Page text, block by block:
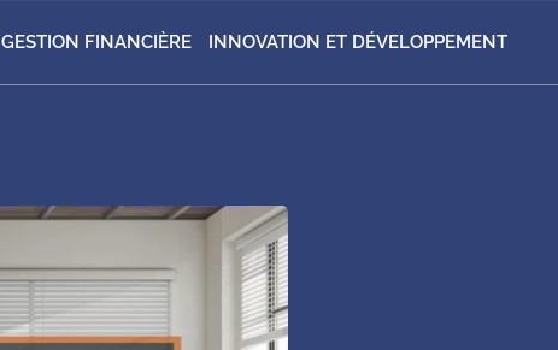
GESTION FINANCIÈRE INNOVATION ET DÉVELOPPEMENT